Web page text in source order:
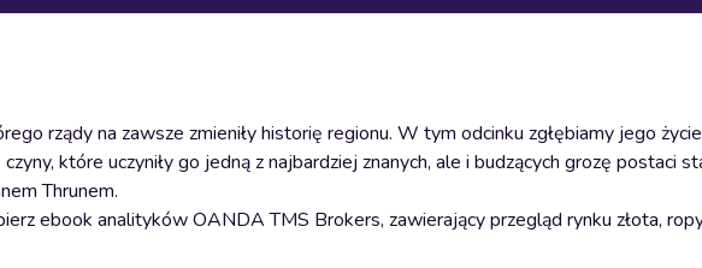
rządy na zawsze zmieniły historię regionu. W tym odcinku zgłębiamy jego
które uczyniły go jedną z najbardziej znanych, ale i budzących grozę postaci
Thrunem.
ebook analityków OANDA TMS Brokers, zawierający przegląd rynku złota,